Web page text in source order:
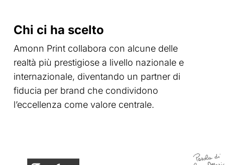
valori:
la
storia
di
Loacker
Chi ci ha scelto
Amonn Print collabora con alcune delle
realtà più prestigiose a livello nazionale e
internazionale, diventando un partner di
fiducia per brand che condividono
l’eccellenza come valore centrale.